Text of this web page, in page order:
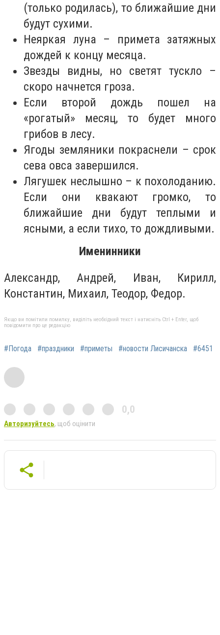
(только родилась), то ближайшие дни
будут сухими.
Неяркая луна – примета затяжных
дождей к концу месяца.
Звезды видны, но светят тускло –
скоро начнется гроза.
Если второй дождь пошел на
«рогатый» месяц, то будет много
грибов в лесу.
Ягоды земляники покраснели – срок
сева овса завершился.
Лягушек неслышно – к похолоданию.
Если они квакают громко, то
ближайшие дни будут теплыми и
ясными, а если тихо, то дождливыми.
Именинники
Александр, Андрей, Иван, Кирилл,
Константин, Михаил, Теодор, Федор.
Якщо ви помітили помилку, виділіть необхідний текст і натисніть Ctrl + Enter, щоб
повідомити про це редакцію
#Погода #праздники #приметы #новости Лисичанска #6451
0,0
Авторизуйтесь, щоб оцінити